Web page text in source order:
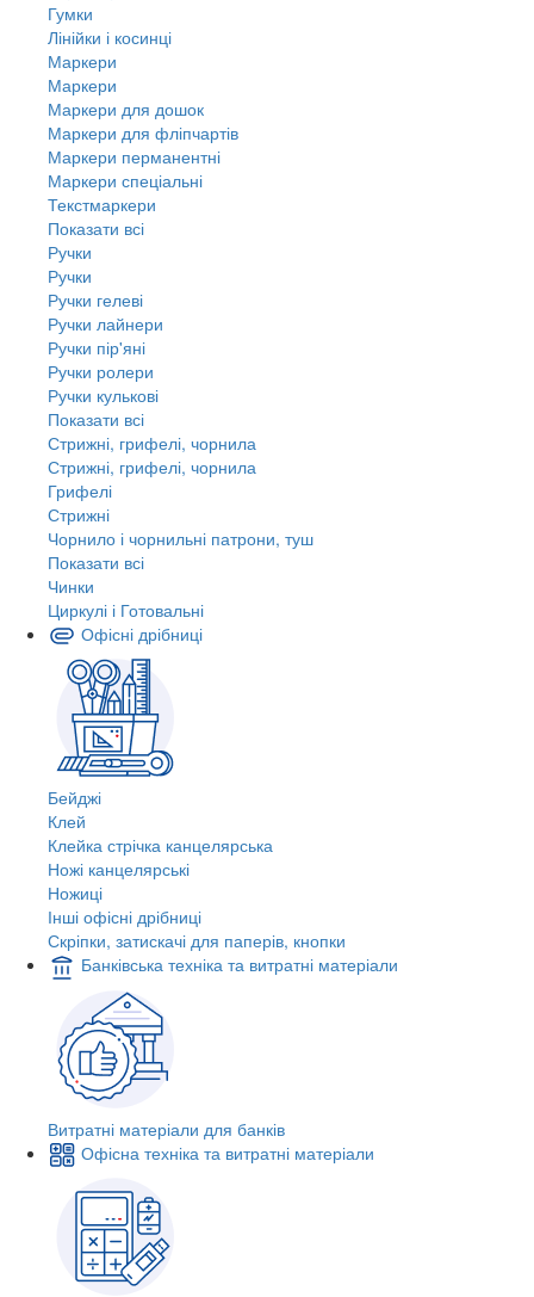
Гумки
Лінійки і косинці
Маркери
Маркери
Маркери для дошок
Маркери для фліпчартів
Маркери перманентні
Маркери спеціальні
Текстмаркери
Показати всі
Ручки
Ручки
Ручки гелеві
Ручки лайнери
Ручки пір'яні
Ручки ролери
Ручки кулькові
Показати всі
Стрижні, грифелі, чорнила
Стрижні, грифелі, чорнила
Грифелі
Стрижні
Чорнило і чорнильні патрони, туш
Показати всі
Чинки
Циркулі і Готовальні
Офісні дрібниці
Бейджі
Клей
Клейка стрічка канцелярська
Ножі канцелярські
Ножиці
Інші офісні дрібниці
Скріпки, затискачі для паперів, кнопки
Банківська техніка та витратні матеріали
Витратні матеріали для банків
Офісна техніка та витратні матеріали